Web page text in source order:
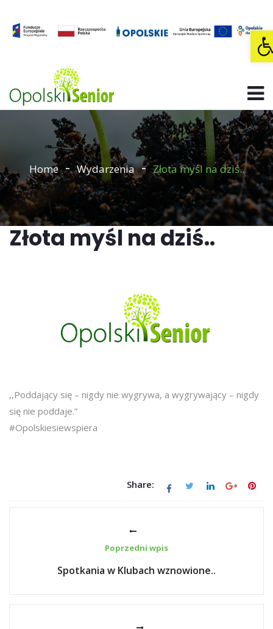
Home Wydarzenia Złota myśl na dziś..
Złota myśl na dziś..
,,Poddający się – nigdy nie wygrywa, a wygrywający – nigdy
się nie poddaje.”
#Opolskiesiewspiera
Share:
Poprzedni wpis
Spotkania w Klubach wznowione..